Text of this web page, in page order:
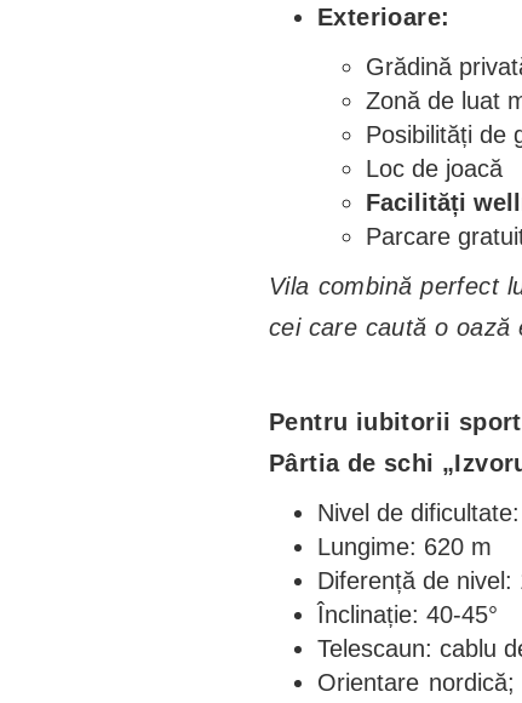
Exterioare:
Grădină
Zonă de luat
Posibilități de
Loc de joacă
Facilități
Parcare
Vila combină perfect
cei care caută o oază
Pentru iubitorii
Pârtia de schi
Nivel de
Lungime: 620 m
Diferență de nivel:
Înclinație: 40-45°
Telescaun: cablu
Orientare